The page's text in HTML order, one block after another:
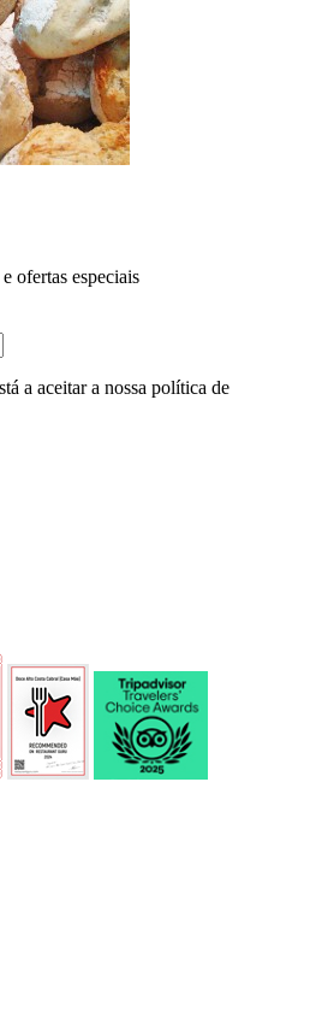
ofertas especiais
a aceitar a nossa política de